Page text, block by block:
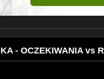
- OCZEKIWANIA vs